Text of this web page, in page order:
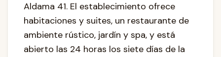
Aldama 41. El establecimiento ofrece
habitaciones y suites, un restaurante de
ambiente rústico, jardín y spa, y está
abierto las 24 horas los siete días de la